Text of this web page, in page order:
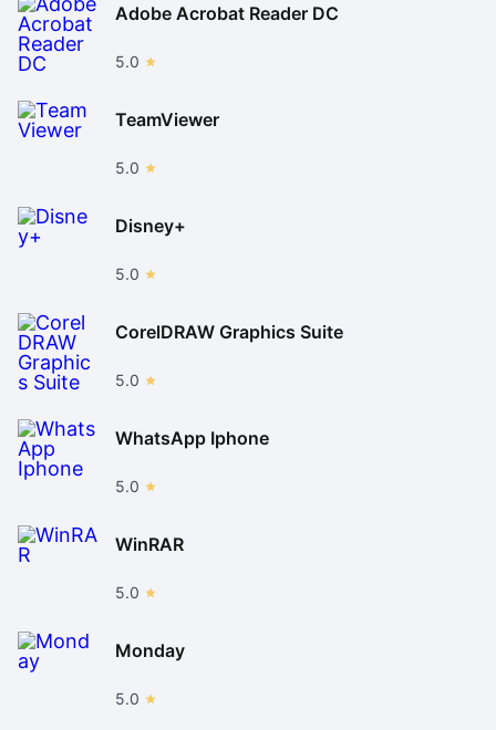
Adobe Acrobat Reader DC
5.0
TeamViewer
5.0
Disney+
5.0
CorelDRAW Graphics Suite
5.0
WhatsApp Iphone
5.0
WinRAR
5.0
Monday
5.0